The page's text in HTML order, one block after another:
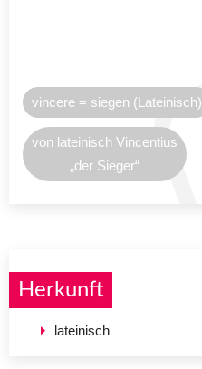
vincere = siegen (Lateinisch)
von lateinisch Vincentius
„der Sieger“
Herkunft
lateinisch